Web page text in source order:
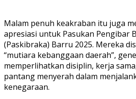
Malam penuh keakraban itu juga
apresiasi untuk Pasukan Pengibar
(Paskibraka) Barru 2025. Mereka
“mutiara kebanggaan daerah”,
memperlihatkan disiplin, kerja
pantang menyerah dalam
kenegaraan.